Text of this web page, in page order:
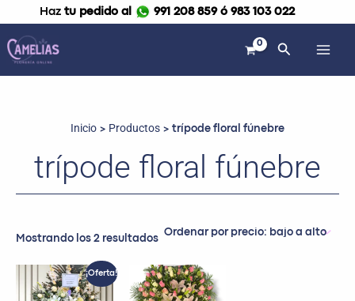
al
contenido
Haz tu pedido al 991 208 859 ó 983 103 022
Buscar
Inicio Productos trípode floral fúnebre
trípode floral fúnebre
Mostrando los 2 resultados
Ordenado
por
precio:
¡Oferta!
El
precio
original
El
precio
actual